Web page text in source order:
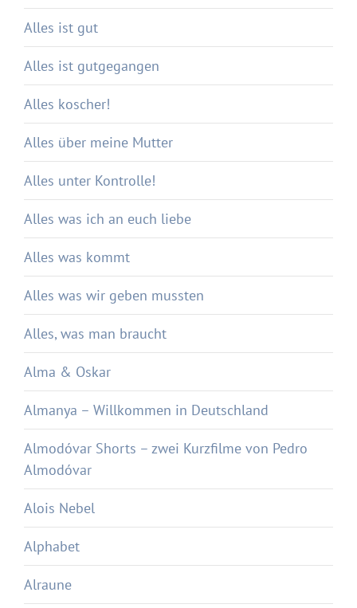
Alles ist gut
Alles ist gutgegangen
Alles koscher!
Alles über meine Mutter
Alles unter Kontrolle!
Alles was ich an euch liebe
Alles was kommt
Alles was wir geben mussten
Alles, was man braucht
Alma & Oskar
Almanya – Willkommen in Deutschland
Almodóvar Shorts – zwei Kurzfilme von Pedro
Almodóvar
Alois Nebel
Alphabet
Alraune